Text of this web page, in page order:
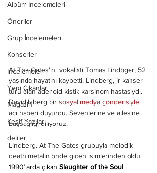
Albüm İncelemeleri
Öneriler
Grup İncelemeleri
Konserler
İncelemeler
Yeni Çıkanlar
Magazin
Keşif Yazıları
deliler
At The Gates'in  vokalisti Tomas Lindbger, 52
yaşında hayatını kaybetti. Lindberg, ir kanser
türü olan adenoid kistik karsinom hastasıydı.
David Isberg bir sosyal medya gönderisiyle
acı haberi duyurdu. Sevenlerine ve ailesine
başsağlığı diliyoruz.
Lindberg, At The Gates grubuyla melodik
death metalin önde giden isimlerinden oldu.
1990’larda çıkan Slaughter of the Soul